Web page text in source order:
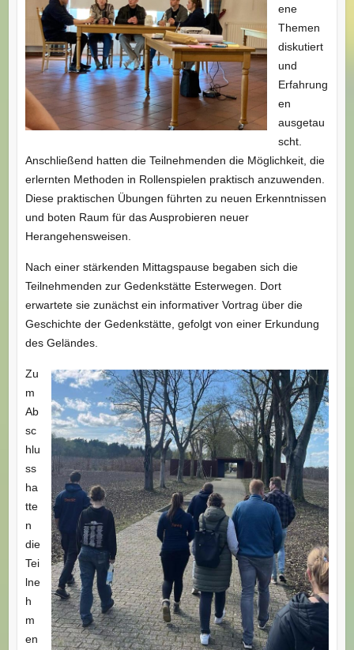
ene
Themen
diskutiert
und
Erfahrung
en
ausgetau
scht.
Anschließend hatten die Teilnehmenden die Möglichkeit, die
erlernten Methoden in Rollenspielen praktisch anzuwenden.
Diese praktischen Übungen führten zu neuen Erkenntnissen
und boten Raum für das Ausprobieren neuer
Herangehensweisen.
Nach einer stärkenden Mittagspause begaben sich die
Teilnehmenden zur Gedenkstätte Esterwegen. Dort
erwartete sie zunächst ein informativer Vortrag über die
Geschichte der Gedenkstätte, gefolgt von einer Erkundung
des Geländes.
Zu
m
Ab
sc
hlu
ss
ha
tte
n
die
Tei
lne
h
m
en